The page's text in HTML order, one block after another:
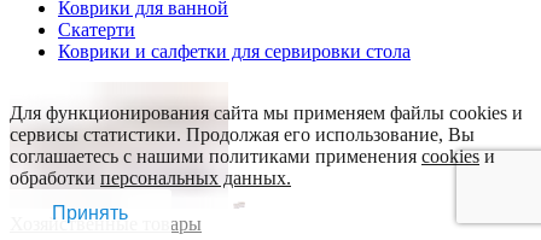
Коврики для ванной
Скатерти
Коврики и салфетки для сервировки стола
Хозяйственные товары
Для функционирования сайта мы применяем файлы cookies и
сервисы статистики. Продолжая его использование, Вы
соглашаетесь с нашими политиками применения cookiesи
обработки персональных данных.
Принять